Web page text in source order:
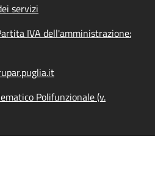
servizi
IVA dell'amministrazione:
Polifunzionale (v.